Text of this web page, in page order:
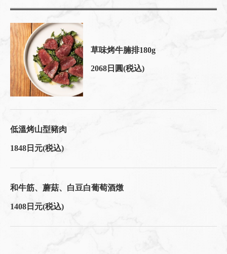
草味烤牛腩排180g
2068日圓(税込)
低溫烤山型豬肉
1848日元(税込)
和牛筋、蘑菇、白豆白葡萄酒燉
1408日元(税込)